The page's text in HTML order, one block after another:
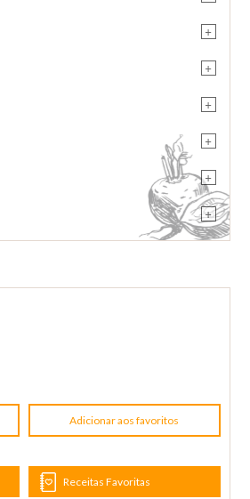
+
+
+
+
+
+
Adicionar aos favoritos
Receitas Favoritas